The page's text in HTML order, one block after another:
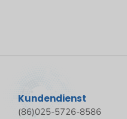
Kundendienst
(86)025-5726-8586